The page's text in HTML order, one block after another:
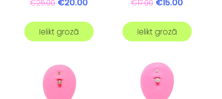
€25.00 €20.00
Ielikt grozā
€17.00 €15.00
Ielikt grozā